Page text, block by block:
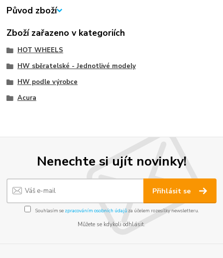
Původ zboží
Zboží zařazeno v kategoriích
HOT WHEELS
HW sběratelské - Jednotlivé modely
HW podle výrobce
Acura
Nenechte si ujít novinky!
Přihlásit se
Souhlasím se zpracováním osobních údajůza účelem rozesílky newsletteru.
Můžete se kdykoli odhlásit.